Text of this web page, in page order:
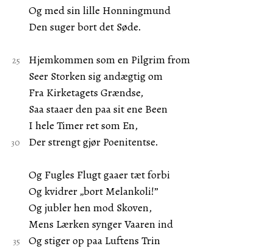
Og med sin lille Honningmund
Den suger bort det Søde.
Hjemkommen som en Pilgrim from
Seer Storken sig andægtig om
Fra Kirketagets Grændse,
Saa staaer den paa sit ene Been
I hele Timer ret som En,
Der strengt gjør Poenitentse.
Og Fugles Flugt gaaer tæt forbi
Og kvidrer „bort Melankoli!”
Og jubler hen mod Skoven,
Mens Lærken synger Vaaren ind
Og stiger op paa Luftens Trin